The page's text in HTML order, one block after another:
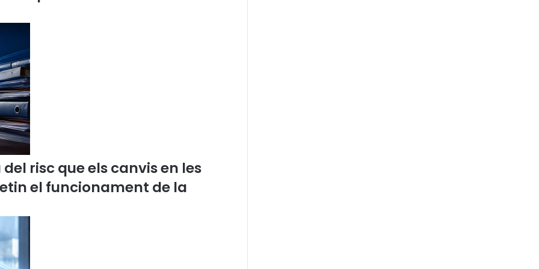
p
e
c
i
a
l
i
t
z
a
P
risc que els canvis en les
el funcionament de la